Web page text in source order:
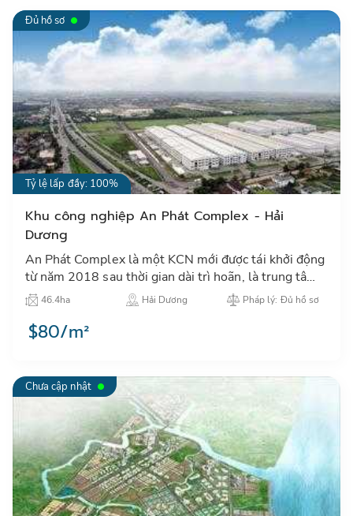
+84974615832
Đủ hồ sơ
Tỷ lệ lấp đầy: 100%
Khu công nghiệp An Phát Complex - Hải
Dương
An Phát Complex là một KCN mới được tái khởi động
từ năm 2018 sau thời gian dài trì hoãn, là trung tâm
thu hút đầu tư công nghiệp tại khu vực thành phố Hải
Dươn…
46.4ha Hải Dương Pháp lý: Đủ hồ sơ
$80/m²
Chưa cập nhật